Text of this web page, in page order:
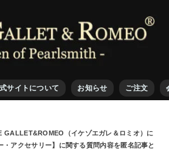
サイトについて お知らせ ご注文
GALLET&ROMEO（イケゾエガレ＆ロミオ）に
・アクセサリー】に関する質問内容を匿名記事と